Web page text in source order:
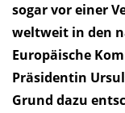
sogar vor einer
weltweit in den
Europäische
Präsidentin
Grund dazu